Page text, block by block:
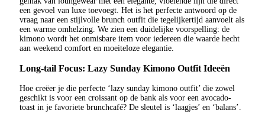
een gevoel van luxe toevoegt. Het is het perfecte antwoord op de
vraag naar een stijlvolle brunch outfit die tegelijkertijd aanvoelt als
een warme omhelzing. We zien een duidelijke voorspelling: de
kimono wordt het onmisbare item voor iedereen die waarde hecht
aan weekend comfort en moeiteloze elegantie.
Long-tail Focus: Lazy Sunday Kimono Outfit Ideeën
Hoe creëer je die perfecte ‘lazy sunday kimono outfit’ die zowel
geschikt is voor een croissant op de bank als voor een avocado-
toast in je favoriete brunchcafé? De sleutel is ‘laagjes’ en ‘balans’.